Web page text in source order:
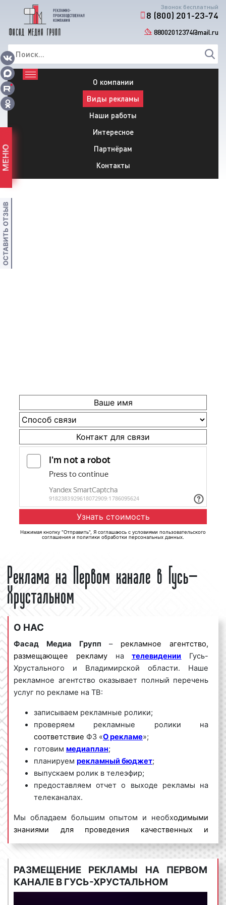
Звонок бесплатный
8 (800) 201-23-74
88002012374@mail.ru
О компании
Виды рекламы
Наши работы
Интересное
Партнёрам
Контакты
Нажимая кнопку "Отправить", Я соглашаюсь с условиями пользовательского
соглашения и политики обработки персональных данных
Реклама на Первом канале в Гусь-
Хрустальном
О НАС
Фасад Медиа Групп – рекламное агентство,
размещающее рекламу нателевидении Гусь-
Хрустального и Владимирской области. Наше
рекламное агентство оказывает полный перечень
услуг по рекламе на ТВ:
записываем рекламные ролики;
проверяем рекламные ролики на
соответствие ФЗ «О рекламе»;
готовим медиаплан;
планируем рекламный бюджет;
выпускаем ролик в телеэфир;
предоставляем отчет о выходе рекламы на
телеканалах.
Мы обладаем большим опытом и необходимыми
знаниями для проведения качественных и
эффективных рекламных кампаний на ТВ. Для
получения коммерческого предложения по
размещению рекламы на телевидении в Гусь-
Хрустальноми Владимирской области необходимо
обращаться по телефону:8 800 201-23-74 или
РАЗМЕЩЕНИЕ РЕКЛАМЫ НА ПЕРВОМ
КАНАЛЕ В ГУСЬ-ХРУСТАЛЬНОМ
МЕНЮ
ОСТАВИТЬ ОТЗЫВ